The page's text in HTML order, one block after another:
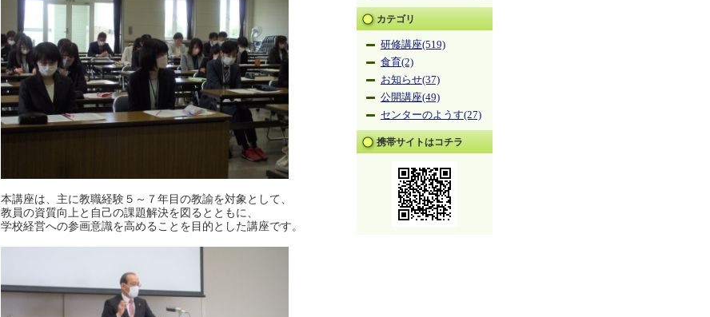
カテゴリ
研修講座(519)
食育(2)
お知らせ(37)
公開講座(49)
センターのようす(27)
携帯サイトはコチラ
本講座は、主に教職経験５～７年目の教諭を対象として、
教員の資質向上と自己の課題解決を図るとともに、
学校経営への参画意識を高めることを目的とした講座です。